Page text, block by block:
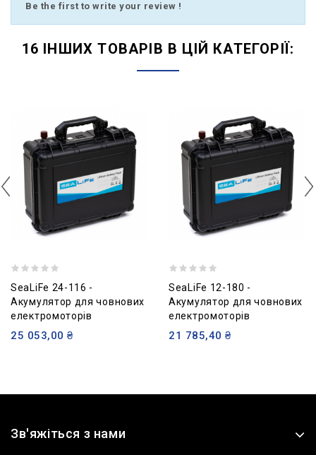
Be the first to write your review !
16 ІНШИХ ТОВАРІВ В ЦІЙ КАТЕГОРІЇ:
SeaLiFe 24-116 -
Акумулятор для човнових
електромоторів
25 053,00 ₴
SeaLiFe 12-180 -
Акумулятор для човнових
електромоторів
21 785,40 ₴
Зв'яжіться з нами